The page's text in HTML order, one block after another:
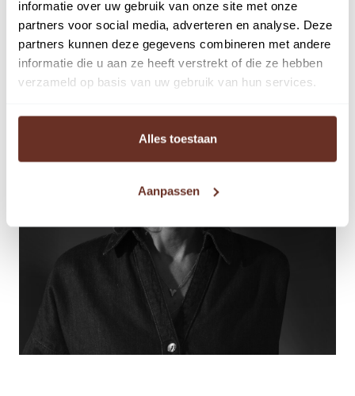
informatie over uw gebruik van onze site met onze
partners voor social media, adverteren en analyse. Deze
partners kunnen deze gegevens combineren met andere
informatie die u aan ze heeft verstrekt of die ze hebben
verzameld op basis van uw gebruik van hun services.
Alles toestaan
Aanpassen